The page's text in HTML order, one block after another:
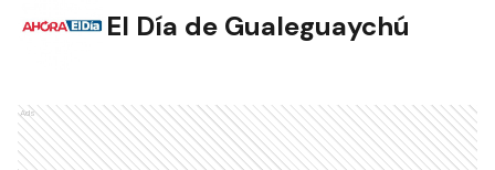
El Día de Gualeguaychú
Ads